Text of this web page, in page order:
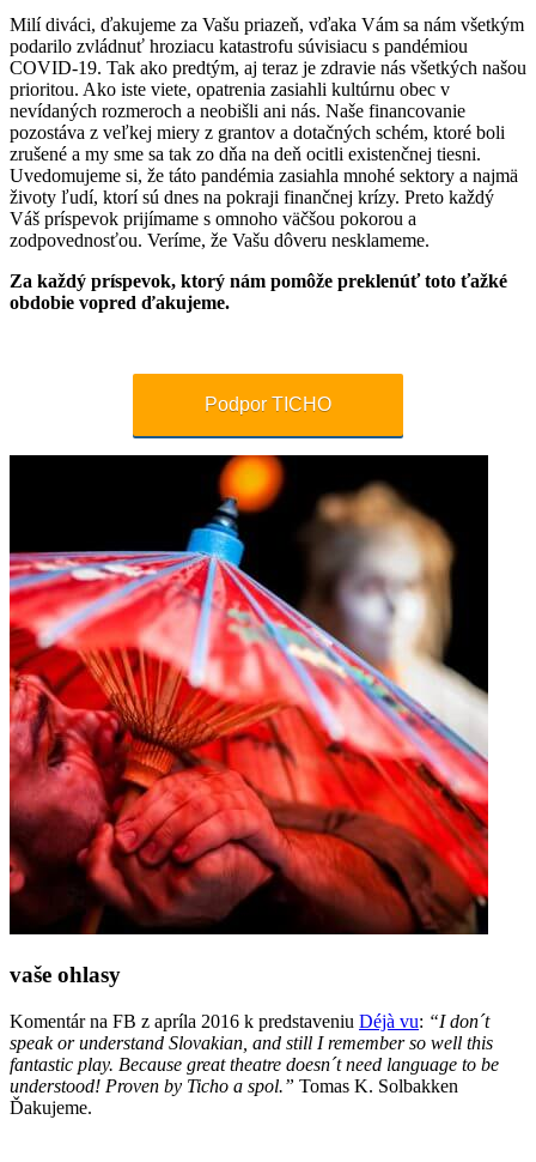
Milí diváci, ďakujeme za Vašu priazeň, vďaka Vám sa nám všetkým
podarilo zvládnuť hroziacu katastrofu súvisiacu s pandémiou
COVID-19. Tak ako predtým, aj teraz je zdravie nás všetkých našou
prioritou. Ako iste viete, opatrenia zasiahli kultúrnu obec v
nevídaných rozmeroch a neobišli ani nás. Naše financovanie
pozostáva z veľkej miery z grantov a dotačných schém, ktoré boli
zrušené a my sme sa tak zo dňa na deň ocitli existenčnej tiesni.
Uvedomujeme si, že táto pandémia zasiahla mnohé sektory a najmä
životy ľudí, ktorí sú dnes na pokraji finančnej krízy. Preto každý
Váš príspevok prijímame s omnoho väčšou pokorou a
zodpovednosťou. Veríme, že Vašu dôveru nesklameme.
Za každý príspevok, ktorý nám pomôže preklenúť toto ťažké
obdobie vopred ďakujeme.
Podpor TICHO
vaše ohlasy
Komentár na FB z apríla 2016 k predstaveniu Déjà vu: “I don´t
speak or understand Slovakian, and still I remember so well this
fantastic play. Because great theatre doesn´t need language to be
understood! Proven by Ticho a spol.” Tomas K. Solbakken
Ďakujeme.